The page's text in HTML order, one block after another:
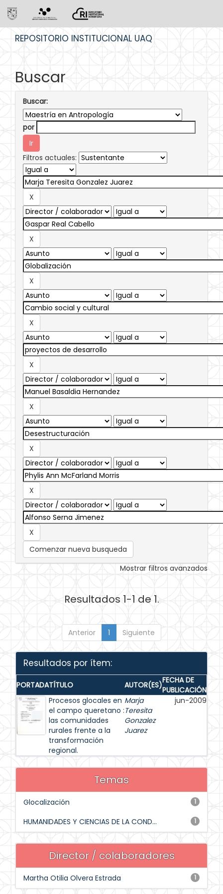
REPOSITORIO INSTITUCIONAL UAQ
Buscar
Buscar:
por
Filtros actuales:
Comenzar nueva busqueda
Mostrar filtros avanzados
Resultados 1-1 de 1.
Anterior 1 Siguiente
Resultados por ítem:
PORTADATÍTULO AUTOR(ES)FECHA DE
PUBLICACIÓN
Procesos glocales en
el campo queretano :
las comunidades
rurales frente a la
transformación
regional.
Marja
Teresita
Gonzalez
Juarez
jun-2009
Temas
1
Glocalización
1
HUMANIDADES Y CIENCIAS DE LA COND...
Director / colaboradores
1
Martha Otilia Olvera Estrada